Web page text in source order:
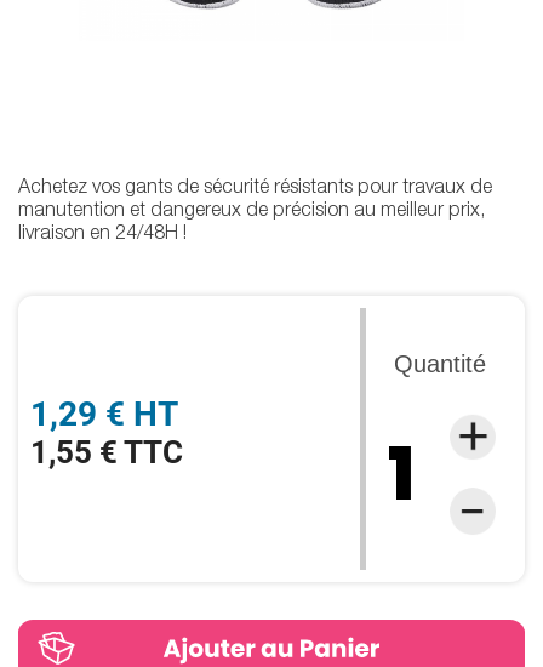
1,29 € HT
1,55 € TTC
Quantité
Achetez vos gants de sécurité résistants pour travaux de
manutention et dangereux de précision au meilleur prix,
livraison en 24/48H !